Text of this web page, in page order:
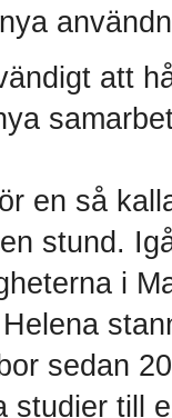
att
en så
stund.
i
sedan
studier till